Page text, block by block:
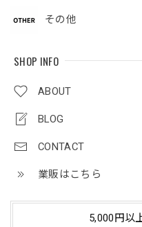
その他
SHOP INFO
ABOUT
BLOG
CONTACT
業販はこちら
5,000円以